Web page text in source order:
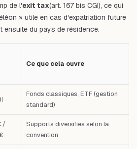
de l'exit tax(art. 167 bis CGI), ce qui
» utile en cas d'expatriation future
du pays de résidence.
Ce que cela ouvre
Fonds classiques, ETF (gestion
standard)
/
Supports diversifiés selon la
convention